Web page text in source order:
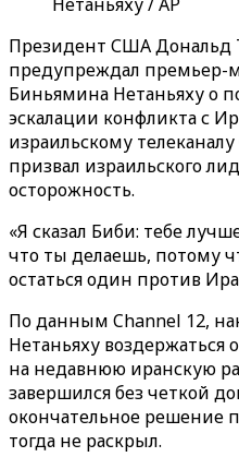
Президент США Дональд
предупреждал премьер-
Биньямина Нетаньяху о
эскалации конфликта с
израильскому
призвал израильского
осторожность.
«Я сказал Биби: тебе
что ты делаешь, потому
остаться один против
По данным Channel 12,
Нетаньяху воздержаться
на недавнюю иранскую
завершился без четкой
окончательное решение
тогда не раскрыл.